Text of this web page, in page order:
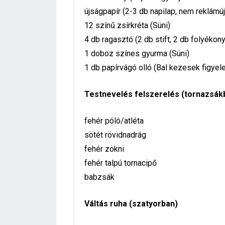
újságpapír (2-3 db napilap, nem
12 színű zsírkréta (Süni)
4 db ragasztó (2 db stift, 2 db
1 doboz színes gyurma (Süni)
1 db papírvágó olló (Bal kezesek
Testnevelés felszerelés
fehér póló/atléta
sötét rövidnadrág
fehér zokni
fehér talpú tornacipő
babzsák
Váltás ruha (szatyorban)